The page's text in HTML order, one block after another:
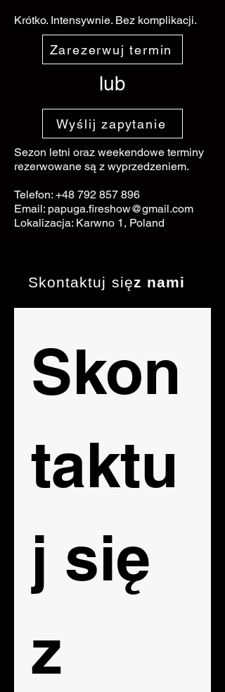
Krótko. Intensywnie. Bez komplikacji.
Zarezerwuj termin
lub
Wyślij zapytanie
Sezon letni oraz weekendowe terminy
rezerwowane są z wyprzedzeniem.
Telefon: +48 792 857 896
Email: papuga.fireshow@gmail.com
Lokalizacja: Karwno 1, Poland
Skontaktuj sięz nami
Skon
taktu
j się